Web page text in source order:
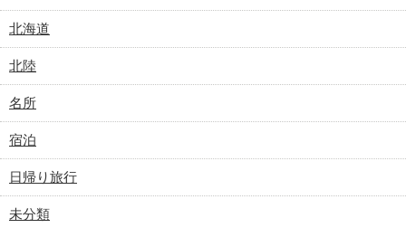
北海道
北陸
名所
宿泊
日帰り旅行
未分類